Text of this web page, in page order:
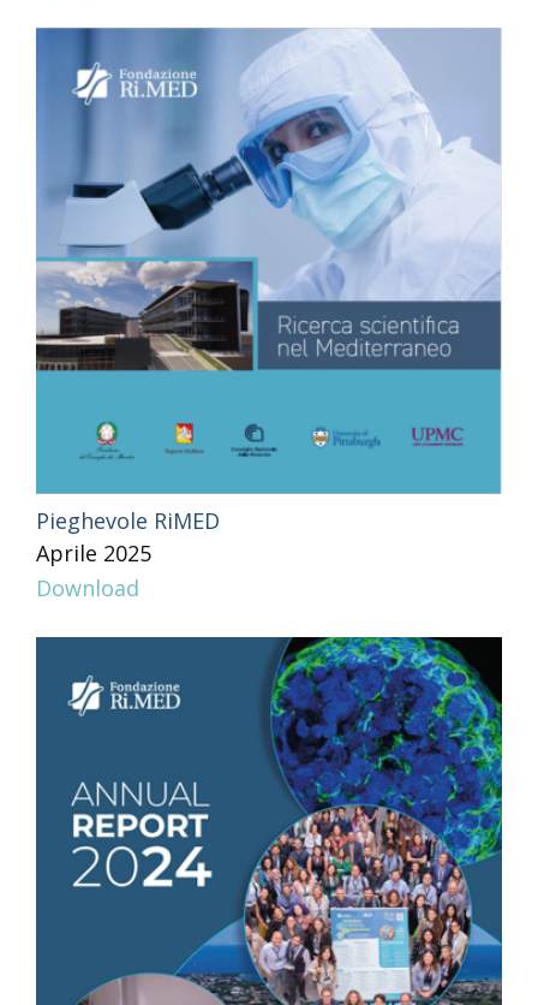
Pieghevole RiMED
Aprile 2025
Download